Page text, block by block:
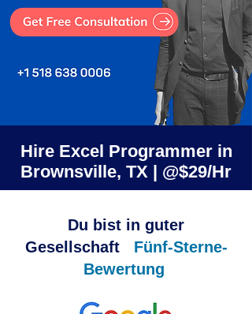
Hire Excel Programmer in
Brownsville, TX | @$29/Hr
Du bist in guter
Gesellschaft
Fünf-Sterne-
Bewertung